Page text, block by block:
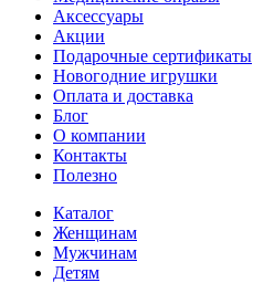
Аксессуары
Акции
Подарочные сертификаты
Новогодние игрушки
Оплата и доставка
Блог
О компании
Контакты
Полезно
Каталог
Женщинам
Мужчинам
Детям